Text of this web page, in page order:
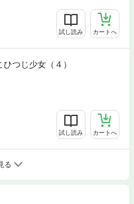
試し読み カートへ
つじ少女（４）
試し読み カートへ
る